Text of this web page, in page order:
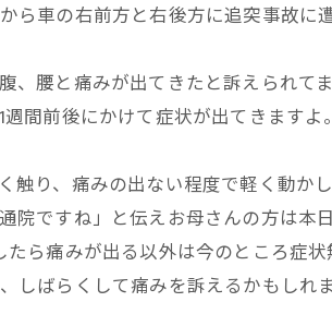
車の右前方と右後方に追突事故に
腰と痛みが出てきたと訴えられてま
間前後にかけて症状が出てきます
り、痛みの出ない程度で軽く動か
院ですね」と伝えお母さんの方は本日
ら痛みが出る以外は今のところ症状
ばらくして痛みを訴えるかもしれ